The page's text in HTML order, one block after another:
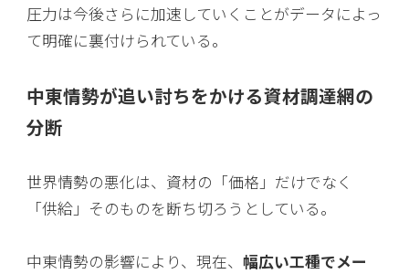
圧力は今後さらに加速していくことがデータによっ
て明確に裏付けられている。
中東情勢が追い討ちをかける資材調達網の
分断
世界情勢の悪化は、資材の「価格」だけでなく
「供給」そのものを断ち切ろうとしている。
中東情勢の影響により、現在、幅広い工種でメー